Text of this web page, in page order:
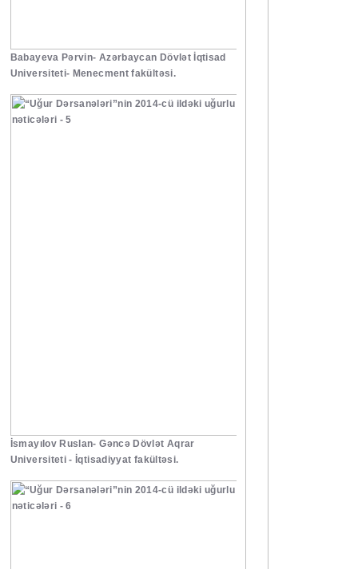
Babayeva Pərvin- Azərbaycan Dövlət İqtisad
Universiteti- Menecment fakültəsi.
İsmayılov Ruslan- Gəncə Dövlət Aqrar
Universiteti - İqtisadiyyat fakültəsi.